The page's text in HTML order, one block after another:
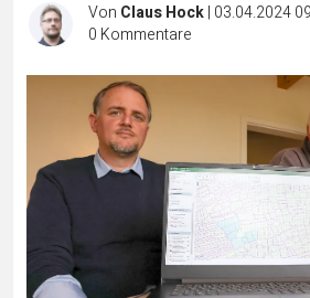
Von Claus Hock| 03.04.2024
0 Kommentare